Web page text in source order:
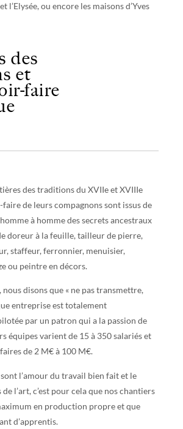
et l’Elysée, ou encore les maisons d’Yves
des
et
faire
des traditions du XVIIe et XVIIIe
faire de leurs compagnons sont issus de
à homme des secrets ancestraux
doreur à la feuille, tailleur de pierre,
staffeur, ferronnier, menuisier,
ou peintre en décors.
disons que « ne pas transmettre,
entreprise est totalement
par un patron qui a la passion de
équipes varient de 15 à 350 salariés et
de 2 M€ à 100 M€.
l’amour du travail bien fait et le
l’art, c’est pour cela que nos chantiers
en production propre et que
d’apprentis.